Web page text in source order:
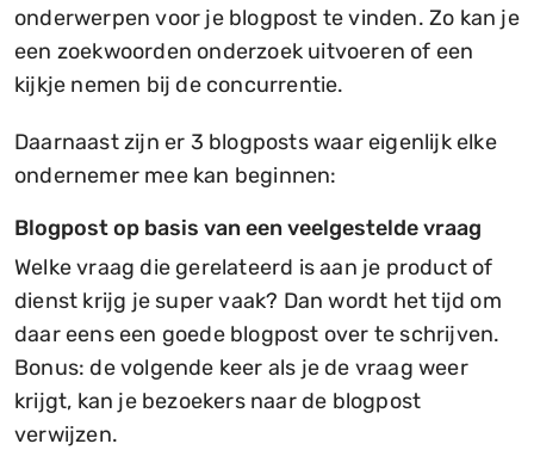
onderwerpen voor je blogpost te vinden. Zo kan je
een zoekwoorden onderzoek uitvoeren of een
kijkje nemen bij de concurrentie.
Daarnaast zijn er 3 blogposts waar eigenlijk elke
ondernemer mee kan beginnen:
Blogpost op basis van een veelgestelde vraag
Welke vraag die gerelateerd is aan je product of
dienst krijg je super vaak? Dan wordt het tijd om
daar eens een goede blogpost over te schrijven.
Bonus: de volgende keer als je de vraag weer
krijgt, kan je bezoekers naar de blogpost
verwijzen.